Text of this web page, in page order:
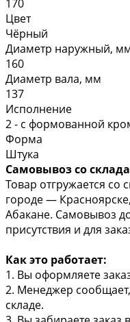
170
Цвет
Чёрный
Диаметр наружный,
160
Диаметр вала, мм
137
Исполнение
2 - с формованной
Форма
Штука
Самовывоз со склада
Товар отгружается со
городе —
Абакане. Самовывоз
присутствия и для
Как это работает:
1. Вы оформляете
2. Менеджер
складе.